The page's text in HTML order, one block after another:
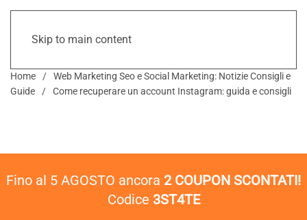
Skip to main content
Home
Web Marketing Seo e Social Marketing: Notizie Consigli e
Guide
Come recuperare un account Instagram: guida e consigli
Fino al 5 AGOSTO ancora 2 COUPON SCONTATI!
Codice 3ST4TE